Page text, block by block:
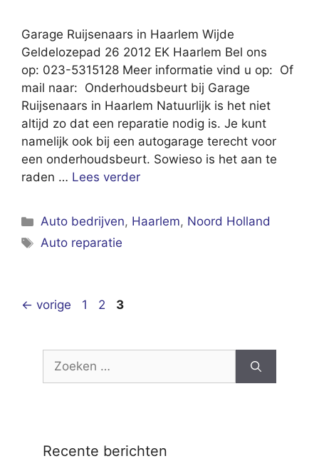
Garage Ruijsenaars in Haarlem Wijde
Geldelozepad 26 2012 EK Haarlem Bel ons
op: 023-5315128 Meer informatie vind u op: Of
mail naar: Onderhoudsbeurt bij Garage
Ruijsenaars in Haarlem Natuurlijk is het niet
altijd zo dat een reparatie nodig is. Je kunt
namelijk ook bij een autogarage terecht voor
een onderhoudsbeurt. Sowieso is het aan te
raden … Lees verder
Categorieën
Auto bedrijven, Haarlem, Noord Holland
Tags
Auto reparatie
← vorige Pagina
1 Pagina
2 Pagina
3
Zoek
Recente berichten